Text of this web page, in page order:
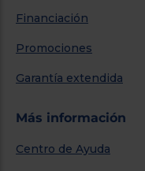
Financiación
Promociones
Garantía extendida
Más información
Centro de Ayuda